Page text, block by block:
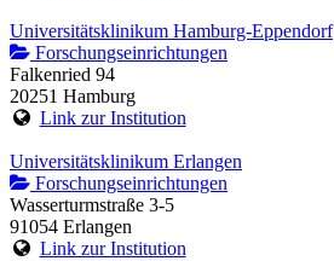
Universitätsklinikum Hamburg-Eppendorf
Forschungseinrichtungen
Falkenried 94
20251 Hamburg
Link zur Institution
Universitätsklinikum Erlangen
Forschungseinrichtungen
Wasserturmstraße 3-5
91054 Erlangen
Link zur Institution